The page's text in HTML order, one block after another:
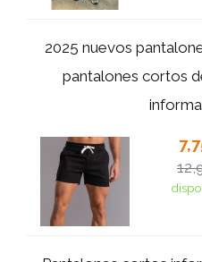
2025 nuevos
pantalones cortos